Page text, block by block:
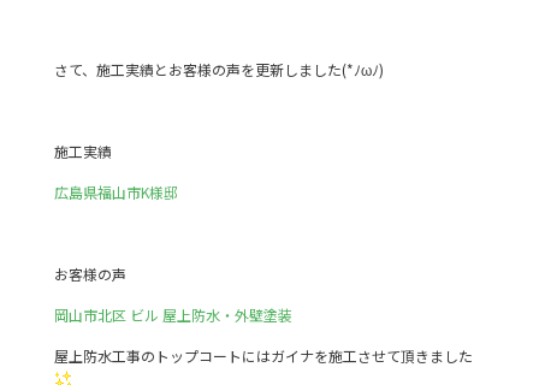
さて、施工実績とお客様の声を更新しました(*ﾉωﾉ)
施工実績
広島県福山市K様邸
お客様の声
岡山市北区 ビル 屋上防水・外壁塗装
屋上防水工事のトップコートにはガイナを施工させて頂きました